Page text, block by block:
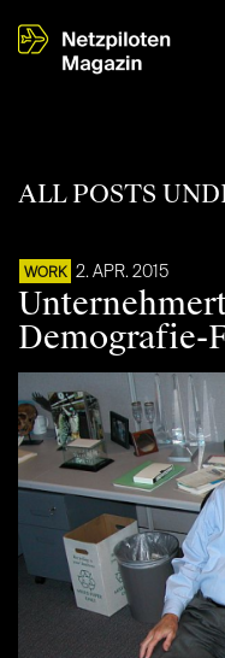
ALL POSTS
WORK 2. APR. 2015
Demografie-